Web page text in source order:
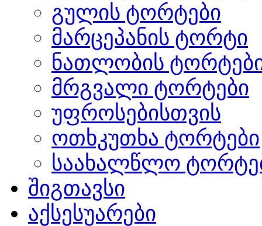
გულის ტორტები
მარცეპანის ტორტი
ნათლობის
მრგვალი ტორტები
უფროსებისთვის
ოთხკუთხა ტორტები
საახალწლო
შიგთავსი
აქსესუარები